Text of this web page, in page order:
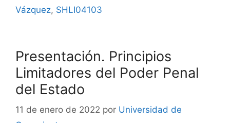
Vázquez, SHLI04103
Presentación. Principios
Limitadores del Poder Penal
del Estado
11 de enero de 2022 por Universidad de